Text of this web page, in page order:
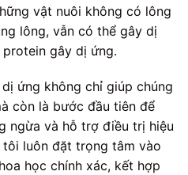
vật nuôi không có lông
lông, vẫn có thể gây dị
gây dị ứng.
ứng không chỉ giúp chúng
còn là bước đầu tiên để
ngừa và hỗ trợ điều trị hiệu
tôi luôn đặt trọng tâm vào
học chính xác, kết hợp